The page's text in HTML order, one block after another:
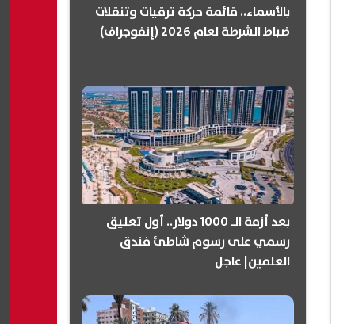
بالأسماء.. قائمة حركة ترقيات وتنقلات
ضباط الشرطة لعام 2026 (إنفوجراف)
بعد أزمة الـ 1000 دولار.. أول تعليق
رسمي على رسوم شاطئ فندق
العلمين| عاجل